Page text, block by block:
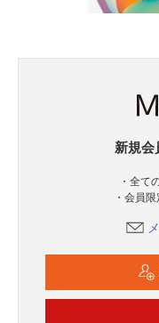
新規会
・全て
・会員